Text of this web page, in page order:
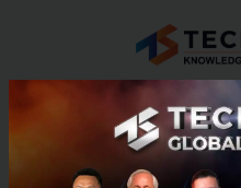
Tel :
Mobile :